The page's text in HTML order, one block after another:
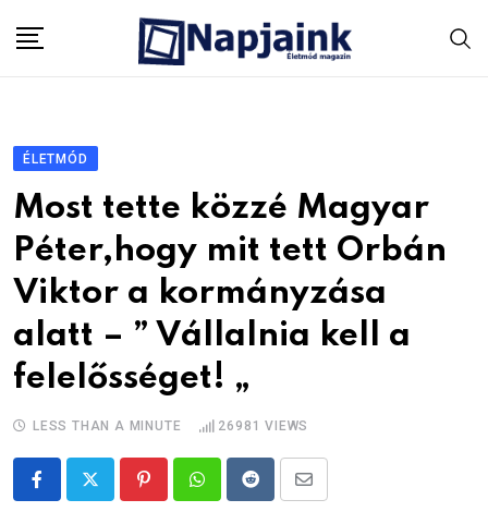
ÉLETMÓD
Most tette közzé Magyar
Péter,hogy mit tett Orbán
Viktor a kormányzása
alatt – ” Vállalnia kell a
felelősséget! „
LESS THAN A MINUTE 26981 VIEWS
PinterestWhatsappRedditShare